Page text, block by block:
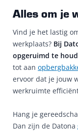
Alles om je
Vind je het lastig
werkplaats? Bij
opgeruimd te
tot aan
ervoor dat je jouw
werkruimte
Hang je
Dan zijn de Datona